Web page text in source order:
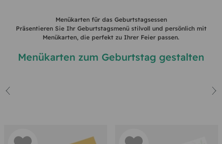
Menükarten für das Geburtstagsessen
Präsentieren Sie Ihr Geburtstagsmenü stilvoll und persönlich mit
Menükarten, die perfekt zu Ihrer Feier passen.
Menükarten zum Geburtstag gestalten